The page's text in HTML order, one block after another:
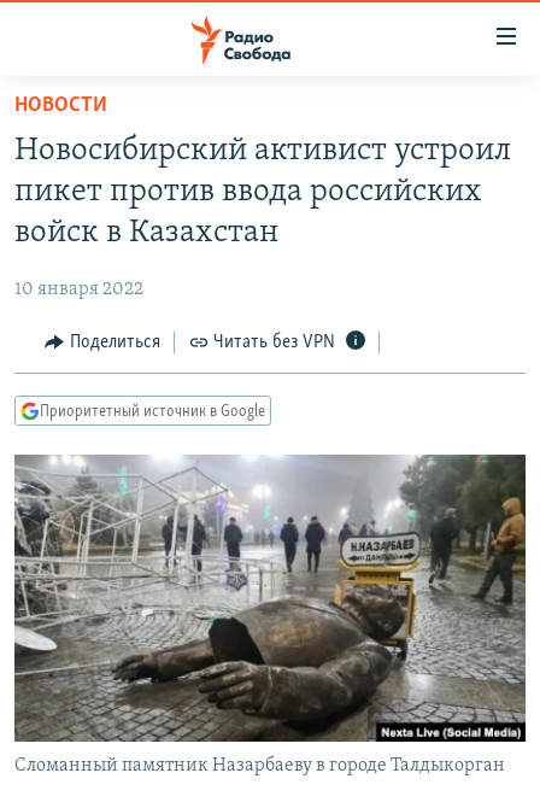
упрощенного
доступа
основному
Вернутся
Вернутся
поиску
ПРОГРАММЫ
АВТОРСКИЕ ПРОЕКТЫ
МНЕНИЯ
КУЛЬТУРА
КАВКАЗ.РЕАЛИИ
СЕВЕР.РЕАЛИИ
СИБИРЬ.РЕАЛИИ
РАСПИСАНИЕ ВЕЩАНИЯ
ПОДПИШИТЕСЬ НА РАССЫЛКУ
СОЦИАЛЬНЫЕ СЕТИ
НОВОСТИ
Новосибирский активист устроил
пикет против ввода российских
войск в Казахстан
10 января 2022
Поделиться Читать без VPN
Приоритетный источник в Google
Сломанный памятник Назарбаеву в городе Талдыкорган